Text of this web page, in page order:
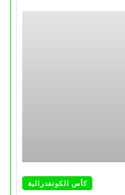
كأس الكونفدرالية